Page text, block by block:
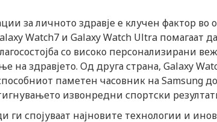
за личното здравје е клучен фактор во
Watch7 и Galaxy Watch Ultra помагаат
со високо персонализирани
здравјето. Од друга страна, Galaxy
паметен часовник на Samsung
извонредни спортски
спојуваат најновите технологии и